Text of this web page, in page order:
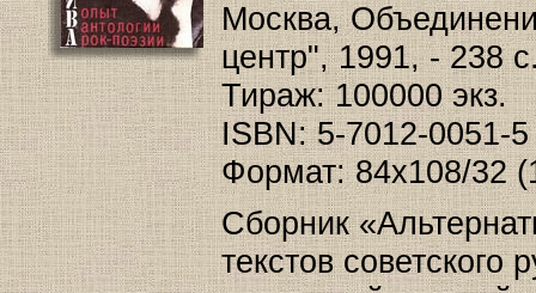
Москва,
центр", 1991, - 238
Тираж: 100000 экз.
ISBN: 5-7012-0051-5
Формат: 84x108/32
Сборник
текстов советского